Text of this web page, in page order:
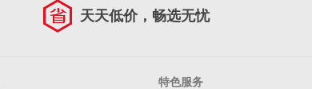
天天低价，畅选无忧
特色服务